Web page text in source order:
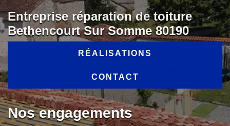
Entreprise réparation de toiture
Bethencourt Sur Somme 80190
RÉALISATIONS
CONTACT
Nos engagements